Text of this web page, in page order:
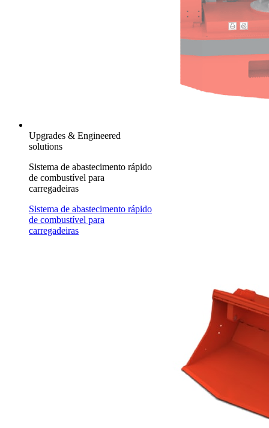
Upgrades & Engineered
solutions
Sistema de abastecimento rápido
de combustível para
carregadeiras
Sistema de abastecimento rápido
de combustível para
carregadeiras